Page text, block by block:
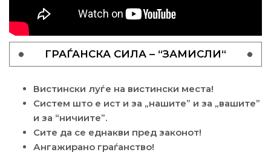
ГРАЃАНСКА СИЛА – “ЗАМИСЛИ“
Вистински луѓе на вистински места!
Систем што е ист и за „нашите” и за „вашите”
и за “ничиите”.
Сите да се еднакви пред законот!
Ангажирано граѓанство!